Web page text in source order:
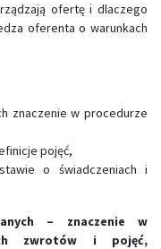
ofertę i dlaczego
oferenta o warunkach
znaczenie w procedurze
pojęć,
o świadczeniach i
– znaczenie w
zwrotów i pojęć,